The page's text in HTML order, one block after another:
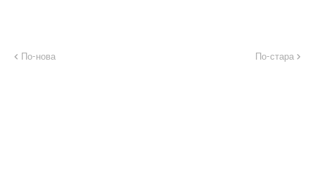
По-нова По-стара